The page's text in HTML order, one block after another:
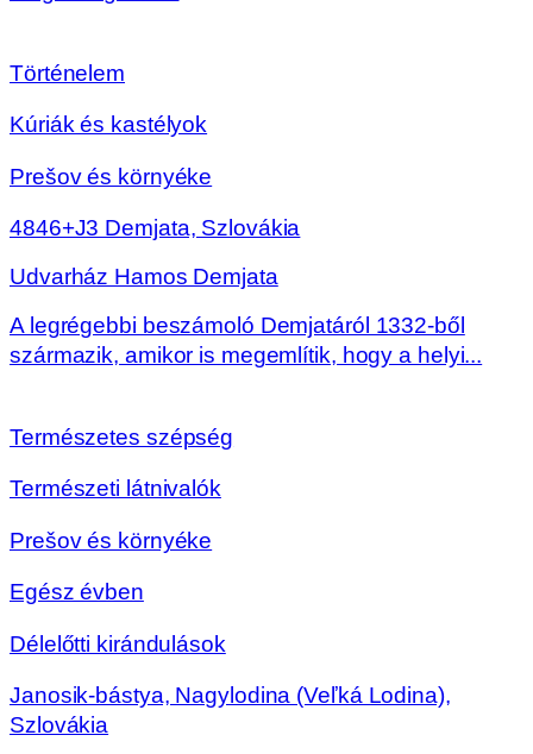
Történelem
Kúriák és kastélyok
Prešov és környéke
4846+J3 Demjata, Szlovákia
Udvarház Hamos Demjata
A legrégebbi beszámoló Demjatáról 1332-ből
származik, amikor is megemlítik, hogy a helyi...
Természetes szépség
Természeti látnivalók
Prešov és környéke
Egész évben
Délelőtti kirándulások
Janosik-bástya, Nagylodina (Veľká Lodina),
Szlovákia